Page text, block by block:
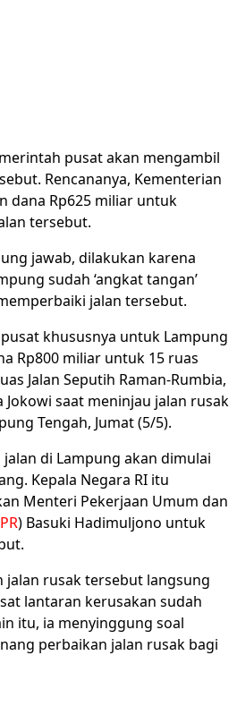
pusat akan mengambil
Rencananya, Kementerian
dana Rp625 miliar untuk
tersebut.
jawab, dilakukan karena
sudah ‘angkat tangan’
jalan tersebut.
khususnya untuk Lampung
Rp800 miliar untuk 15 ruas
Jalan Seputih Raman-Rumbia,
Jokowi saat meninjau jalan rusak
Tengah, Jumat (5/5).
di Lampung akan dimulai
Kepala Negara RI itu
Menteri Pekerjaan Umum dan
) Basuki Hadimuljono untuk
rusak tersebut langsung
lantaran kerusakan sudah
itu, ia menyinggung soal
perbaikan jalan rusak bagi